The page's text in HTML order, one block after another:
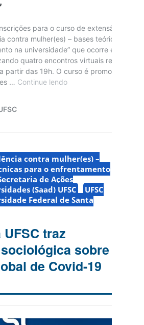
contra mulher(es) –
para o enfrentamento
de Ações
(Saad) UFSC
UFSC
Federal de Santa
traz
sobre
de Covid-19